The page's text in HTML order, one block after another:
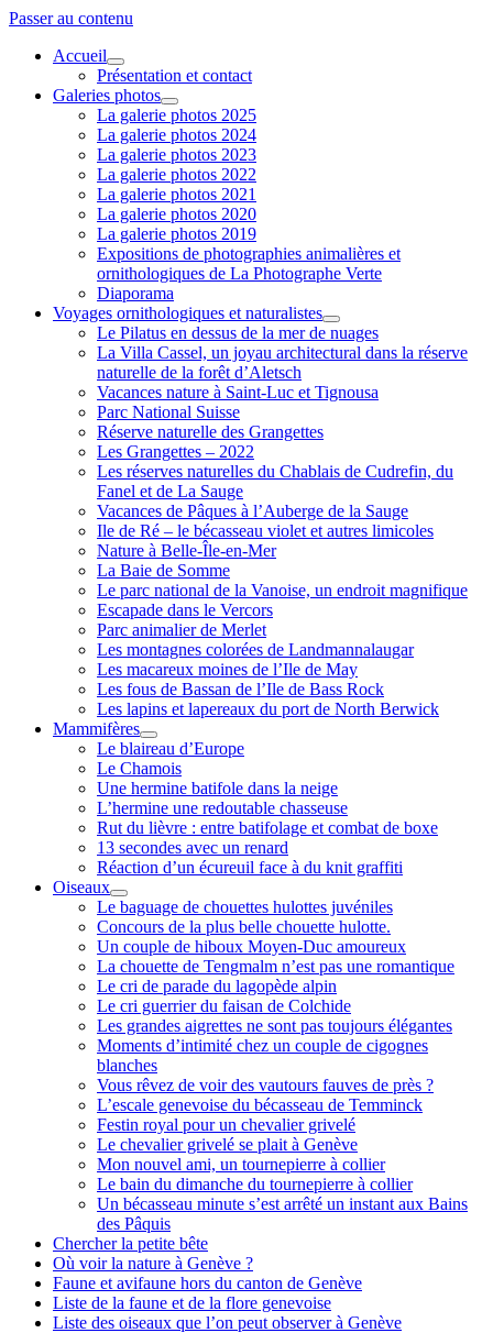
Passer au contenu
Accueil
ouvrir
menu
Présentation et contact
Galeries photos
ouvrir
menu
La galerie photos 2025
La galerie photos 2024
La galerie photos 2023
La galerie photos 2022
La galerie photos 2021
La galerie photos 2020
La galerie photos 2019
Expositions de photographies animalières et
ornithologiques de La Photographe Verte
Diaporama
Voyages ornithologiques et naturalistes
ouvrir
menu
Le Pilatus en dessus de la mer de nuages
La Villa Cassel, un joyau architectural dans la réserve
naturelle de la forêt d’Aletsch
Vacances nature à Saint-Luc et Tignousa
Parc National Suisse
Réserve naturelle des Grangettes
Les Grangettes – 2022
Les réserves naturelles du Chablais de Cudrefin, du
Fanel et de La Sauge
Vacances de Pâques à l’Auberge de la Sauge
Ile de Ré – le bécasseau violet et autres limicoles
Nature à Belle-Île-en-Mer
La Baie de Somme
Le parc national de la Vanoise, un endroit magnifique
Escapade dans le Vercors
Parc animalier de Merlet
Les montagnes colorées de Landmannalaugar
Les macareux moines de l’Ile de May
Les fous de Bassan de l’Ile de Bass Rock
Les lapins et lapereaux du port de North Berwick
Mammifères
ouvrir
menu
Le blaireau d’Europe
Le Chamois
Une hermine batifole dans la neige
L’hermine une redoutable chasseuse
Rut du lièvre : entre batifolage et combat de boxe
13 secondes avec un renard
Réaction d’un écureuil face à du knit graffiti
Oiseaux
ouvrir
menu
Le baguage de chouettes hulottes juvéniles
Concours de la plus belle chouette hulotte.
Un couple de hiboux Moyen-Duc amoureux
La chouette de Tengmalm n’est pas une romantique
Le cri de parade du lagopède alpin
Le cri guerrier du faisan de Colchide
Les grandes aigrettes ne sont pas toujours élégantes
Moments d’intimité chez un couple de cigognes
blanches
Vous rêvez de voir des vautours fauves de près ?
L’escale genevoise du bécasseau de Temminck
Festin royal pour un chevalier grivelé
Le chevalier grivelé se plait à Genève
Mon nouvel ami, un tournepierre à collier
Le bain du dimanche du tournepierre à collier
Un bécasseau minute s’est arrêté un instant aux Bains
des Pâquis
Chercher la petite bête
Où voir la nature à Genève ?
Faune et avifaune hors du canton de Genève
Liste de la faune et de la flore genevoise
Liste des oiseaux que l’on peut observer à Genève